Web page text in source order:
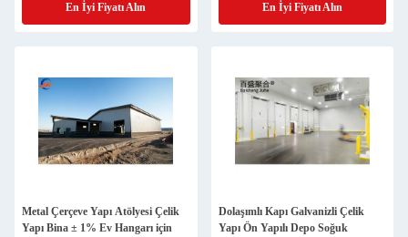
En İyi Fiyatı Alın En İyi Fiyatı Alın
Metal Çerçeve Yapı Atölyesi Çelik
Yapı Bina ± 1% Ev Hangarı için
Dolaşımlı Kapı Galvanizli Çelik
Yapı Ön Yapılı Depo Soğuk